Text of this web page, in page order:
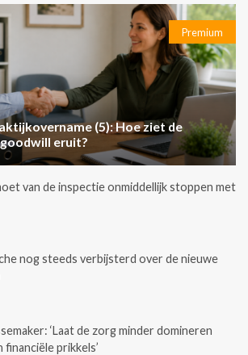
Premium
(5): Hoe ziet de
eruit?
van de inspectie onmiddellijk stoppen met
nog steeds verbijsterd over de nieuwe
‘Laat de zorg minder domineren
prikkels’